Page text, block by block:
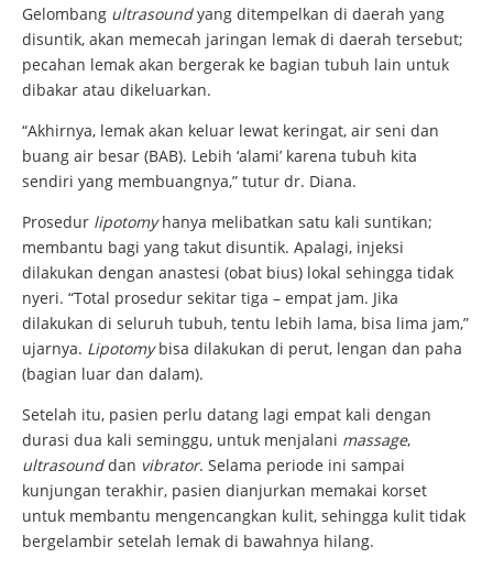
Gelombang ultrasoundyang ditempelkan di daerah yang
disuntik, akan memecah jaringan lemak di daerah tersebut;
pecahan lemak akan bergerak ke bagian tubuh lain untuk
dibakar atau dikeluarkan.
“Akhirnya, lemak akan keluar lewat keringat, air seni dan
buang air besar (BAB). Lebih ‘alami’ karena tubuh kita
sendiri yang membuangnya,” tutur dr. Diana.
Prosedur lipotomyhanya melibatkan satu kali suntikan;
membantu bagi yang takut disuntik. Apalagi, injeksi
dilakukan dengan anastesi (obat bius) lokal sehingga tidak
nyeri. “Total prosedur sekitar tiga – empat jam. Jika
dilakukan di seluruh tubuh, tentu lebih lama, bisa lima jam,”
ujarnya. Lipotomybisa dilakukan di perut, lengan dan paha
(bagian luar dan dalam).
Setelah itu, pasien perlu datang lagi empat kali dengan
durasi dua kali seminggu, untuk menjalani massage,
ultrasounddan vibrator. Selama periode ini sampai
kunjungan terakhir, pasien dianjurkan memakai korset
untuk membantu mengencangkan kulit, sehingga kulit tidak
bergelambir setelah lemak di bawahnya hilang.